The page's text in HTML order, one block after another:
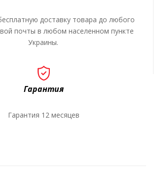
доставку товара до любого
почты в любом населенном пункте
Украины.
Гарантия
Гарантия 12 месяцев